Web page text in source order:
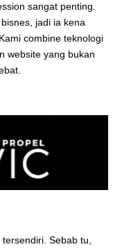
sangat penting.
jadi ia kena
combine teknologi
website yang bukan
Sebab tu,